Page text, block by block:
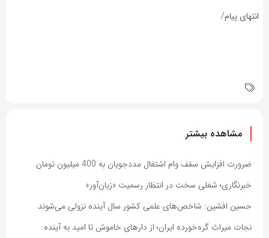
انتهای پیام/
مشاهده بیشتر
ضرورت افزایش سقف وام اشتغال مددجویان به 400 میلیون تومان
خبرنگاری؛ شغلی سخت در انتظار رسمیت «زیان‌آور»
حسین افشین: شاخص‌های علمی کشور سال آینده نزولی می‌شوند
نجات میراث گره‌خورده ایران؛ از دارهای خاموش تا امید به آینده